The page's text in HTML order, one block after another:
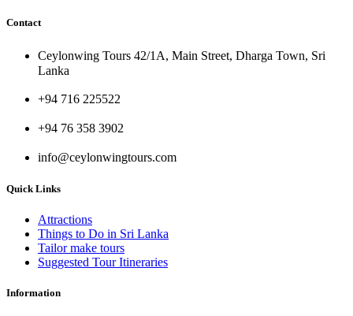
Contact
Ceylonwing Tours 42/1A, Main Street, Dharga Town, Sri
Lanka
+94 716 225522
+94 76 358 3902
info@ceylonwingtours.com
Quick Links
Attractions
Things to Do in Sri Lanka
Tailor make tours
Suggested Tour Itineraries
Information